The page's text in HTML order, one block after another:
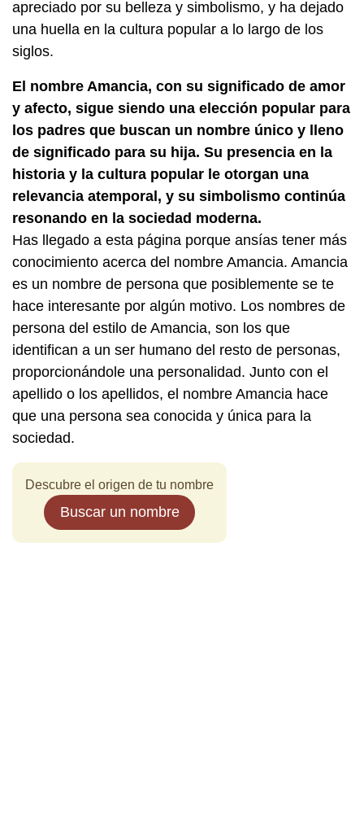
apreciado por su belleza y simbolismo, y ha dejado
una huella en la cultura popular a lo largo de los
siglos.
El nombre Amancia, con su significado de amor
y afecto, sigue siendo una elección popular para
los padres que buscan un nombre único y lleno
de significado para su hija. Su presencia en la
historia y la cultura popular le otorgan una
relevancia atemporal, y su simbolismo continúa
resonando en la sociedad moderna.
Has llegado a esta página porque ansías tener más
conocimiento acerca del nombre Amancia. Amancia
es un nombre de persona que posiblemente se te
hace interesante por algún motivo. Los nombres de
persona del estilo de Amancia, son los que
identifican a un ser humano del resto de personas,
proporcionándole una personalidad. Junto con el
apellido o los apellidos, el nombre Amancia hace
que una persona sea conocida y única para la
sociedad.
Descubre el origen de tu nombre
Buscar un nombre